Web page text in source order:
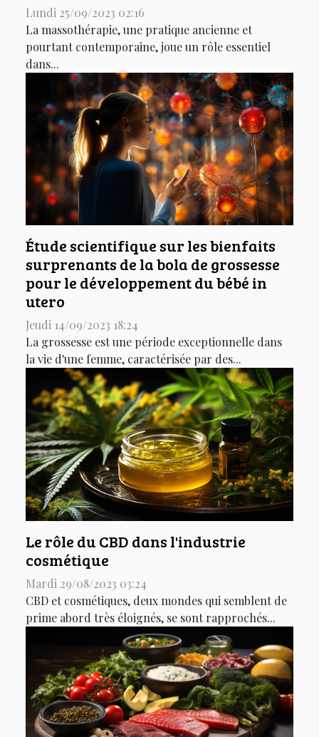
Lundi 25/09/2023 02:16
La massothérapie, une pratique ancienne et
pourtant contemporaine, joue un rôle essentiel
dans...
Étude scientifique sur les bienfaits
surprenants de la bola de grossesse
pour le développement du bébé in
utero
Jeudi 14/09/2023 18:24
La grossesse est une période exceptionnelle dans
la vie d'une femme, caractérisée par des...
Le rôle du CBD dans l'industrie
cosmétique
Mardi 29/08/2023 03:24
CBD et cosmétiques, deux mondes qui semblent de
prime abord très éloignés, se sont rapprochés...